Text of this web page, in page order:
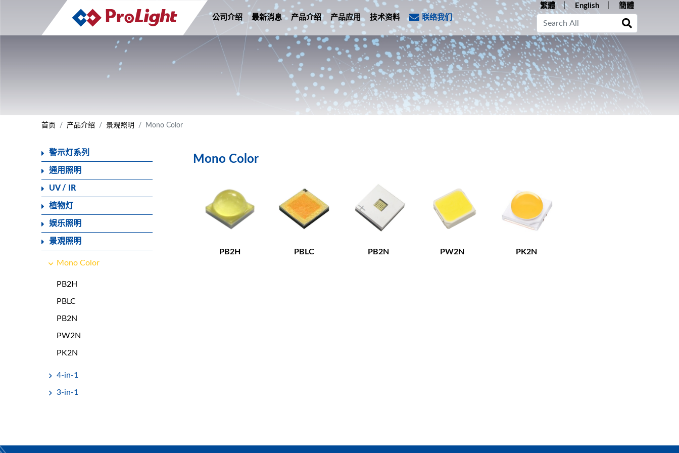
公司介绍 最新消息 产品介绍 产品应用 技术资料 联络我们
繁體 English 簡體
首页 产品介绍 景覌照明 Mono Color
警示灯系列
通用照明
UV / IR
植物灯
娱乐照明
景覌照明
Mono Color
PB2H
PBLC
PB2N
PW2N
PK2N
4-in-1
3-in-1
Mono Color
PB2H PBLC PB2N PW2N PK2N